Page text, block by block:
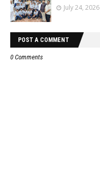
July 24, 2026
POST A COMMENT
0 Comments